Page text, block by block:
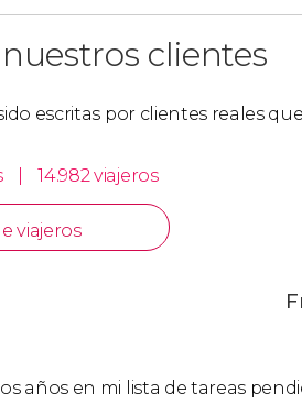
clientes
escritas por clientes reales
14.982 viajeros
viajeros
años en mi lista de tareas